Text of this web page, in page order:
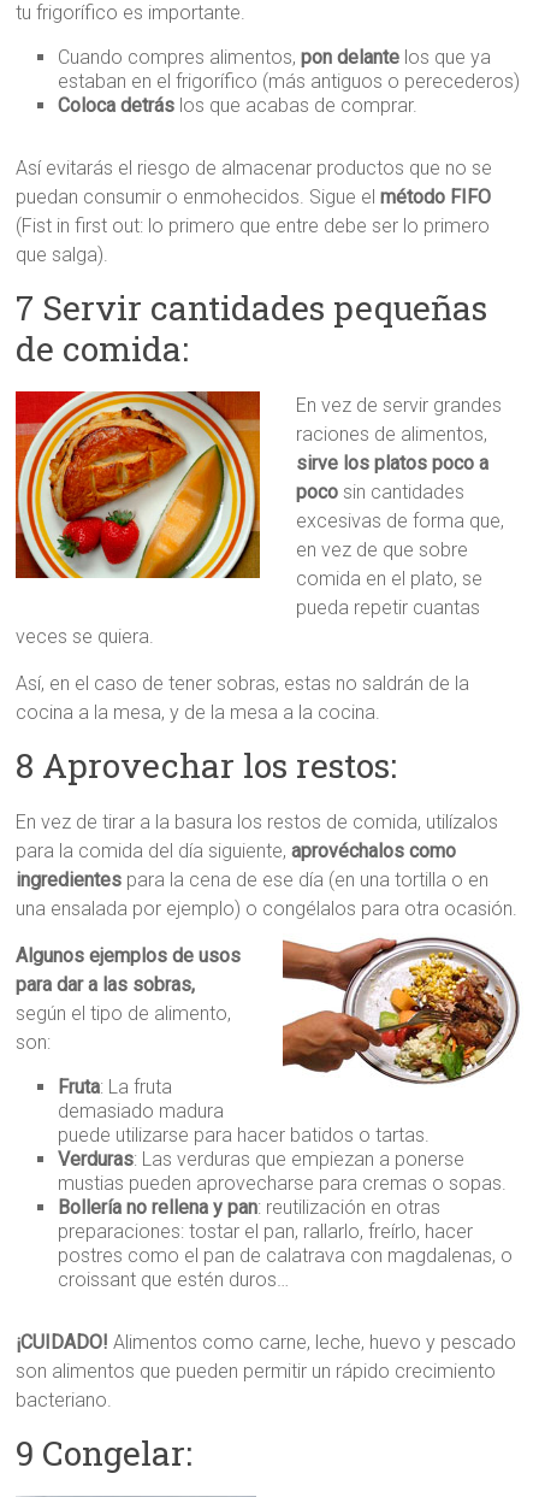
tu frigorífico es importante.
Cuando compres alimentos,pon delante los que ya
estaban en el frigorífico (más antiguos o perecederos)
Coloca detrás los que acabas de comprar.
Así evitarás el riesgo de almacenar productos que no se
puedan consumir o enmohecidos. Sigue elmétodo FIFO
(Fist in first out: lo primero que entre debe ser lo primero
que salga).
7 Servir cantidades pequeñas
de comida:
En vez de servir grandes
raciones de alimentos,
sirve los platos poco a
poco sin cantidades
excesivas de forma que,
en vez de que sobre
comida en el plato, se
pueda repetir cuantas
veces se quiera.
Así, en el caso de tener sobras, estas no saldrán de la
cocina a la mesa, y de la mesa a la cocina.
8 Aprovechar los restos:
En vez de tirar a la basura los restos de comida, utilízalos
para la comida del día siguiente,aprovéchalos como
ingredientes para la cena de ese día (en una tortilla o en
una ensalada por ejemplo) o congélalos para otra ocasión.
Algunos ejemplos de usos
para dar a las sobras,
según el tipo de alimento,
son:
Fruta: La fruta
demasiado madura
puede utilizarse para hacer batidos o tartas.
Verduras: Las verduras que empiezan a ponerse
mustias pueden aprovecharse para cremas o sopas.
Bollería no rellena y pan: reutilización en otras
preparaciones: tostar el pan, rallarlo, freírlo, hacer
postres como el pan de calatrava con magdalenas, o
croissant que estén duros…
¡CUIDADO! Alimentos como carne, leche, huevo y pescado
son alimentos que pueden permitir un rápido crecimiento
bacteriano.
9 Congelar: